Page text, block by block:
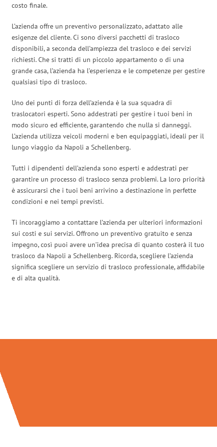
costo finale.
L’azienda offre un preventivo personalizzato, adattato alle
esigenze del cliente. Ci sono diversi pacchetti di trasloco
disponibili, a seconda dell’ampiezza del trasloco e dei servizi
richiesti. Che si tratti di un piccolo appartamento o di una
grande casa, l’azienda ha l’esperienza e le competenze per gestire
qualsiasi tipo di trasloco.
Uno dei punti di forza dell’azienda è la sua squadra di
traslocatori esperti. Sono addestrati per gestire i tuoi beni in
modo sicuro ed efficiente, garantendo che nulla si danneggi.
L’azienda utilizza veicoli moderni e ben equipaggiati, ideali per il
lungo viaggio da Napoli a Schellenberg.
Tutti i dipendenti dell’azienda sono esperti e addestrati per
garantire un processo di trasloco senza problemi. La loro priorità
è assicurarsi che i tuoi beni arrivino a destinazione in perfette
condizioni e nei tempi previsti.
Ti incoraggiamo a contattare l’azienda per ulteriori informazioni
sui costi e sui servizi. Offrono un preventivo gratuito e senza
impegno, così puoi avere un’idea precisa di quanto costerà il tuo
trasloco da Napoli a Schellenberg. Ricorda, scegliere l’azienda
significa scegliere un servizio di trasloco professionale, affidabile
e di alta qualità.